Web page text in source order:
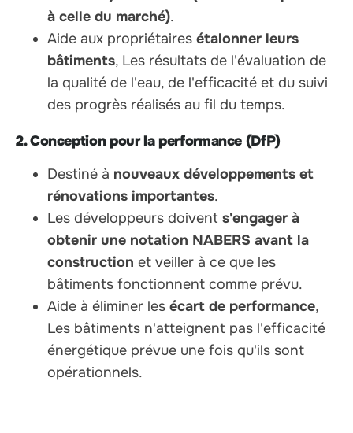
à celle du marché).
Aide aux propriétaires étalonner leurs
bâtiments, Les résultats de l'évaluation de
la qualité de l'eau, de l'efficacité et du suivi
des progrès réalisés au fil du temps.
2. Conception pour la performance (DfP)
Destiné à nouveaux développements et
rénovations importantes.
Les développeurs doivent s'engager à
obtenir une notation NABERS avant la
construction et veiller à ce que les
bâtiments fonctionnent comme prévu.
Aide à éliminer les écart de performance,
Les bâtiments n'atteignent pas l'efficacité
énergétique prévue une fois qu'ils sont
opérationnels.